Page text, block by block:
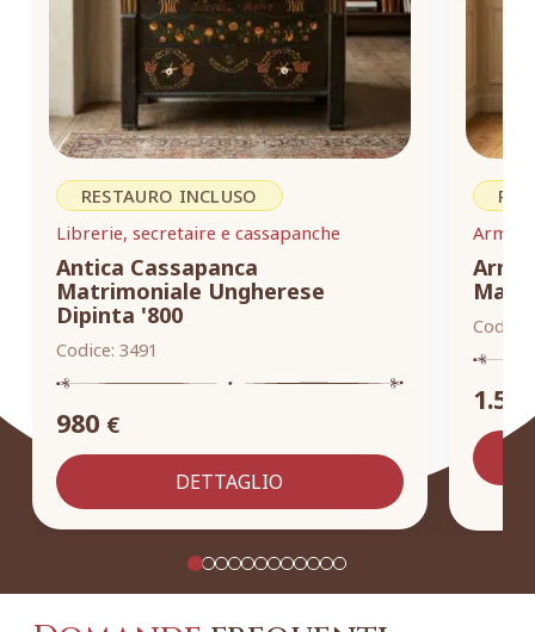
RESTAURO INCLUSO
Librerie, secretaire e cassapanche
Antica Cassapanca
Matrimoniale Ungherese
Dipinta '800
Codice: 3491
980 €
DETTAGLIO
Codice: